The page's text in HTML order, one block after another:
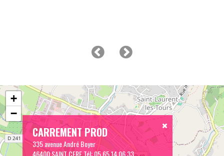
CARREMENT PROD
335 avenue André Boyer
46400 SAINT CERETél:05 65 14 06 33
+
−